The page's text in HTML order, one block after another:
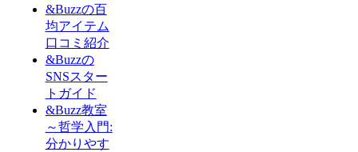
&Buzzの百
均アイテム
口コミ紹介
&Buzzの
SNSスター
トガイド
&Buzz教室
～哲学入門:
分かりやす